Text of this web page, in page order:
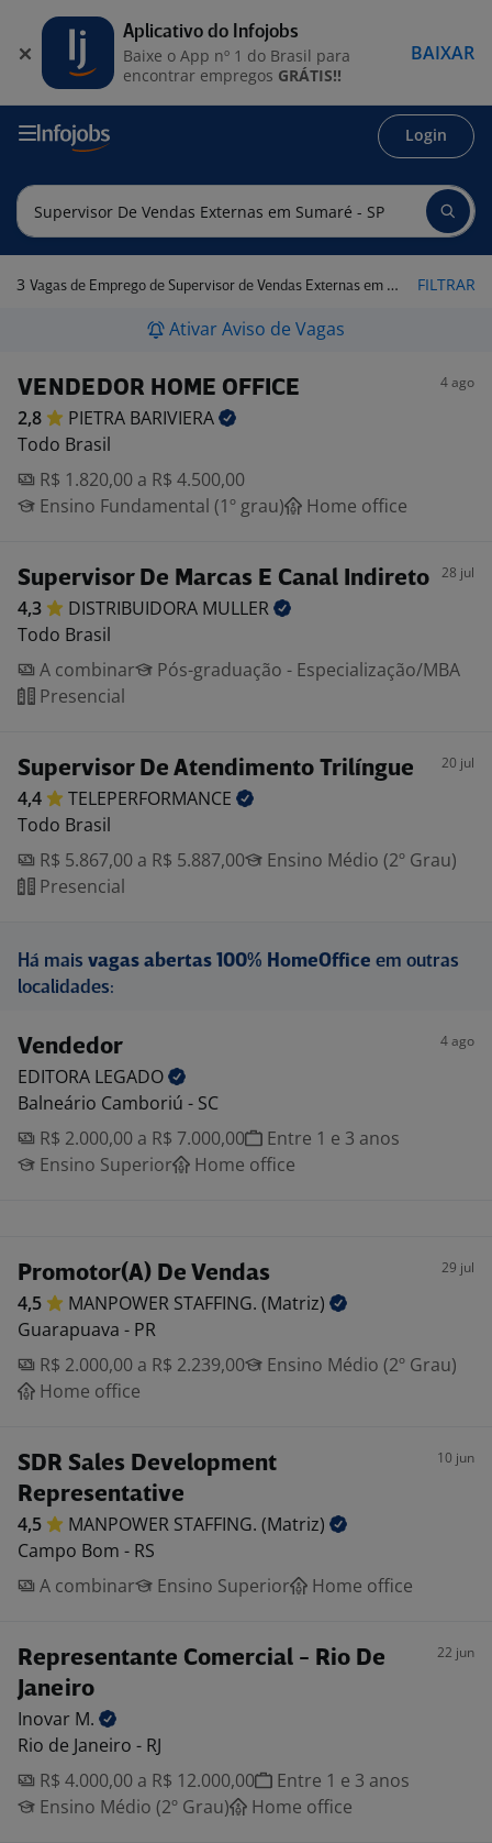
Login
3 Vagas de Emprego de Supervisor de Vendas Externas em Sumaré - SP FILTRAR
Ativar Aviso de Vagas
VENDEDOR HOME OFFICE 4 ago
2,8 PIETRA BARIVIERA
Todo Brasil
R$ 1.820,00 a R$ 4.500,00
Ensino Fundamental (1º grau)
Home office
Supervisor De Marcas E Canal Indireto 28 jul
4,3 DISTRIBUIDORA MULLER
Todo Brasil
A combinar
Pós-graduação - Especialização/MBA
Presencial
Supervisor De Atendimento Trilíngue 20 jul
4,4
TELEPERFORMANCE
Todo Brasil
R$ 5.867,00 a R$ 5.887,00
Ensino Médio (2º Grau)
Presencial
Há mais vagas abertas 100% HomeOffice em outras
localidades:
Vendedor 4 ago
EDITORA LEGADO
Balneário Camboriú - SC
R$ 2.000,00 a R$ 7.000,00
Entre 1 e 3 anos
Ensino Superior
Home office
Promotor(A) De Vendas 29 jul
4,5 MANPOWER STAFFING. (Matriz)
Guarapuava - PR
R$ 2.000,00 a R$ 2.239,00
Ensino Médio (2º Grau)
Home office
SDR Sales Development
Representative
10 jun
4,5 MANPOWER STAFFING. (Matriz)
Campo Bom - RS
A combinar
Ensino Superior Home office
Representante Comercial - Rio De
Janeiro
22 jun
Inovar M.
Rio de Janeiro - RJ
R$ 4.000,00 a R$ 12.000,00
Entre 1 e 3 anos
Ensino Médio (2º Grau)
Home office
Aplicativo do Infojobs
Baixe o App nº 1 do Brasil para
encontrar empregos GRÁTIS!!
BAIXAR